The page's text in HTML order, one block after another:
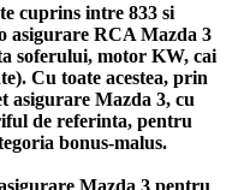
cuprins intre 833 si
asigurare RCA Mazda 3
soferului, motor KW, cai
Cu toate acestea, prin
asigurare Mazda 3, cu
de referinta, pentru
bonus-malus.
Mazda 3 pentru